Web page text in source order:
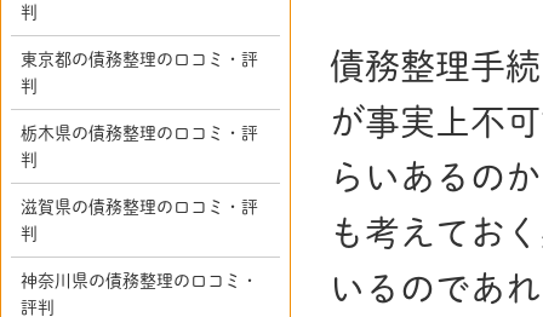
債務整理手
が事実上不
らいあるの
も考えてお
いるのであ
判
東京都の債務整理の口コミ・評
判
栃木県の債務整理の口コミ・評
判
滋賀県の債務整理の口コミ・評
判
神奈川県の債務整理の口コミ・
評判